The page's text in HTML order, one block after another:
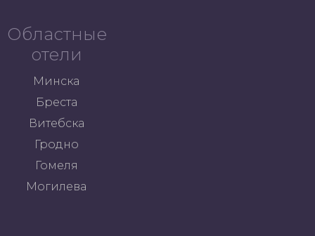
Областные
отели
Минска
Бреста
Витебска
Гродно
Гомеля
Могилева